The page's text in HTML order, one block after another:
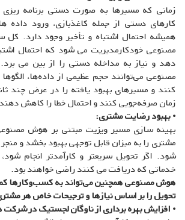
زمانی که مسیرها به صورت دستی برنامه ریزی
کارهای دستی از جمله کاغذبازی، ورود داده
همیشه احتمال اشتباه و تأخیر وجود دارد.
مصنوعی خودکارمدیریت می شود که احتمال
دهد و نیاز به مداخله دستی را از بین می
مصنوعی می‌توانند حجم عظیمی از داده‌ها، الگوها
کنند و مسیرهای بهبود یافته را در عرض چند
زمان صرفه‌جویی کنند و احتمال خطا را کاهش دهند.
• بهبود رضایت مشتری:
بهینه سازی مسیر ویزیت مبتنی بر هوش
مشتری را به میزان قابل توجهی بهبود بخشد و منجر
شود. اگر تحویل سریعتر و کارآمدتر انجام شود،
خدماتی که دریافت می کنند راضی خواهند بود.
هوش مصنوعی همچنین می‌تواند به کسب‌وکارها
تحویل را بر اساس نیازها و ترجیحات خاص هر
• افزایش بهره برداری از ناوگان لجستیک در